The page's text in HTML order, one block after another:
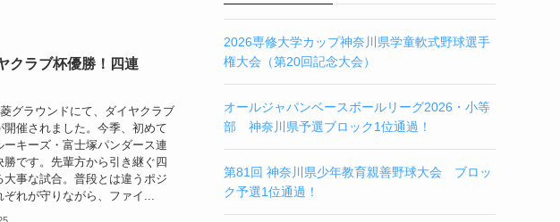
クラブ杯優勝！四連
グラウンドにて、ダイヤクラブ
開催されました。今季、初めて
ーキーズ・富士塚パンダース連
勝です。先輩方から引き継ぐ四
大事な試合。普段とは違うポジ
れが守りながら、ファイ...
2026専修大学カップ神奈川県学童軟式野球選手
権大会（第20回記念大会）
オールジャパンベースボールリーグ2026・小等
部 神奈川県予選ブロック1位通過！
第81回 神奈川県少年教育親善野球大会 ブロッ
ク予選1位通過！